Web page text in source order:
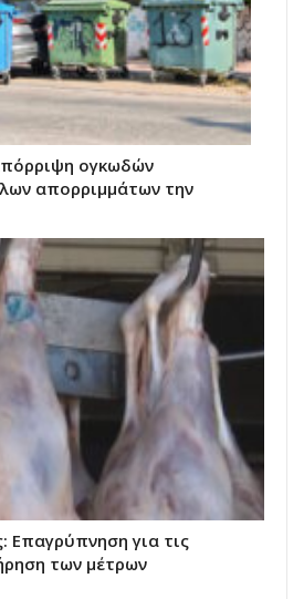
ογκωδών
απορριμμάτων την
Επαγρύπνηση για τις
των μέτρων